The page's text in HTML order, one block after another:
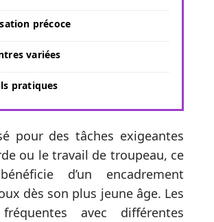
précoce
variées
pratiques
pour des tâches exigeantes
ou le travail de troupeau, ce
d’un encadrement
dès son plus jeune âge. Les
avec différentes